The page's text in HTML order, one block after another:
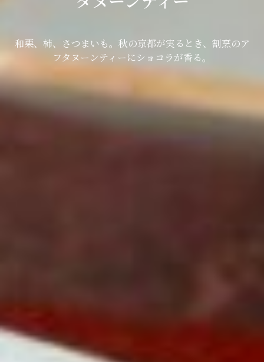
和栗、柿、さつまいも。秋の京都が実るとき、割烹のア
フタヌーンティーにショコラが香る。